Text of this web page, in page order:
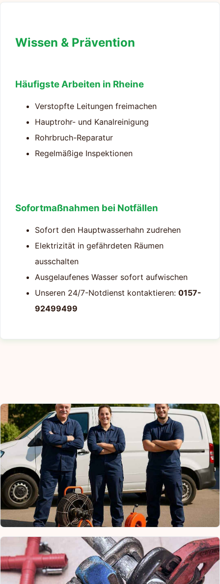
Wissen & Prävention
Häufigste Arbeiten in Rheine
Verstopfte Leitungen freimachen
Hauptrohr- und Kanalreinigung
Rohrbruch-Reparatur
Regelmäßige Inspektionen
Sofortmaßnahmen bei Notfällen
Sofort den Hauptwasserhahn zudrehen
Elektrizität in gefährdeten Räumen
ausschalten
Ausgelaufenes Wasser sofort aufwischen
Unseren 24/7-Notdienst kontaktieren: 0157-
92499499